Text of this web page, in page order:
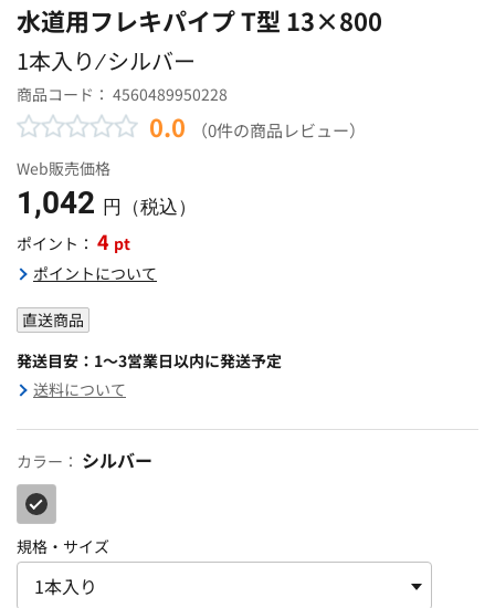
水道用フレキパイプ T型 13×800
1本入り ⁄ シルバー
商品コード： 4560489950228
0.0 （0件の商品レビュー）
Web販売価格
1,042 円（税込）
ポイント： 4 pt
ポイントについて
直送商品
発送目安：1～3営業日以内に発送予定
送料について
カラー： シルバー
規格・サイズ